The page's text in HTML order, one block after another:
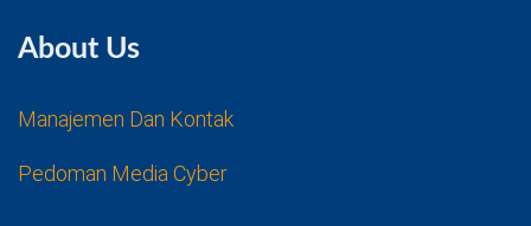
About Us
Manajemen Dan Kontak
Pedoman Media Cyber